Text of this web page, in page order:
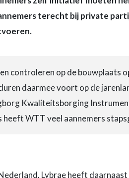
terecht bij private
controleren op de bouwplaats
daarmee voort op de
Kwaliteitsborging
WTT veel aannemers
Lybrae heeft